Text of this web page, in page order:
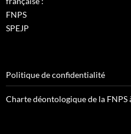
FNPS
SPEJP
Politique de confidentialité
Charte déontologique de la FNPS